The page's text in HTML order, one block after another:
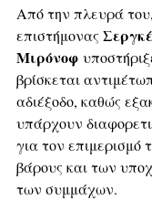
Από την πλευρά του,
επιστήμονας
Μιρόνοφ
βρίσκεται
αδιέξοδο, καθώς
υπάρχουν
για τον επιμερισμό
βάρους και των
των συμμάχων.